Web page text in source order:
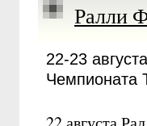
Ралли
22-23
Чемпионата